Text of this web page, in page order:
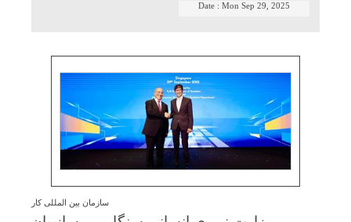
Date : Mon Sep 29, 2025
سازمان بین المللی کار